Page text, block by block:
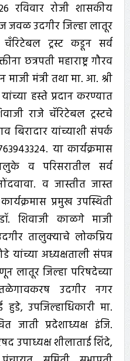
रविवार रोजी शासकीय
जवळ उदगीर जिल्हा लातूर
ट्रस्ट कडून सर्व
छत्रपती महाराष्ट्र गौरव
माजी मंत्री तथा मा. आ. श्री
हस्ते प्रदान करण्यात
राजे चॅरिटेबल ट्रस्टचे
बिरादार यांच्याशी संपर्क
या कार्यक्रमास
व परिसरातील सर्व
व जास्तीत जास्त
प्रमुख उपस्थिती
शिवाजी काळगे माजी
तालुक्याचे लोकप्रिय
अध्यक्षताली संपन्न
लातूर जिल्हा परिषदेच्या
उदगीर नगर
हुडे, उपजिल्हाधिकारी मा.
जाती प्रदेशाध्यक्ष इंजि.
उपाध्यक्ष शीलाताई शिंदे,